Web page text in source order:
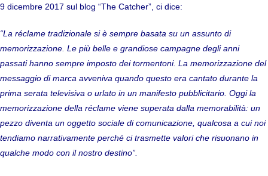
9 dicembre 2017 sul blog “The Catcher”, ci dice:
“La réclame tradizionale si è sempre basata su un assunto di
memorizzazione. Le più belle e grandiose campagne degli anni
passati hanno sempre imposto dei tormentoni. La memorizzazione del
messaggio di marca avveniva quando questo era cantato durante la
prima serata televisiva o urlato in un manifesto pubblicitario. Oggi la
memorizzazione della réclame viene superata dalla memorabilità: un
pezzo diventa un oggetto sociale di comunicazione, qualcosa a cui noi
tendiamo narrativamente perché ci trasmette valori che risuonano in
qualche modo con il nostro destino”.